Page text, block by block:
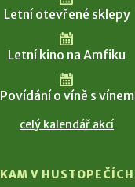
Letní otevřené sklepy
Letní kino na Amfiku
Povídání o víně s vínem
celý kalendář akcí
KAM V HUSTOPEČÍCH